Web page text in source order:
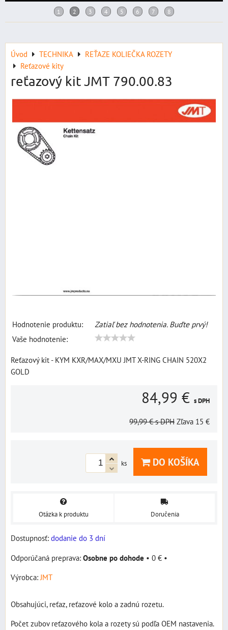
Úvod TECHNIKA
REŤAZE KOLIEČKA ROZETY
Reťazové kity
reťazový kit JMT 790.00.83
Hodnotenie produktu:
Zatiaľ bez hodnotenia. Buďte prvý!
Vaše hodnotenie:
Reťazový kit - KYM KXR/MAX/MXU JMT X-RING CHAIN 520X2
GOLD
84,99 € s DPH
99,99 € s DPH Zľava 15 €
ks DO KOŠÍKA
Otázka k produktu Doručenia
Dostupnosť: dodanie do 3 dní
Osobne po dohode • 0 € •
Výrobca:JMT
Obsahujúci, reťaz, reťazové kolo a zadnú rozetu.
Počet zubov reťazového kola a rozety sú podľa OEM nastavenia.